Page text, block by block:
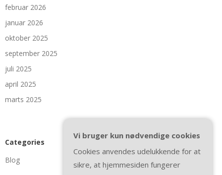
februar 2026
januar 2026
oktober 2025
september 2025
juli 2025
april 2025
marts 2025
Categories
Blog
Vi bruger kun nødvendige cookies
Cookies anvendes udelukkende for at
sikre, at hjemmesiden fungerer